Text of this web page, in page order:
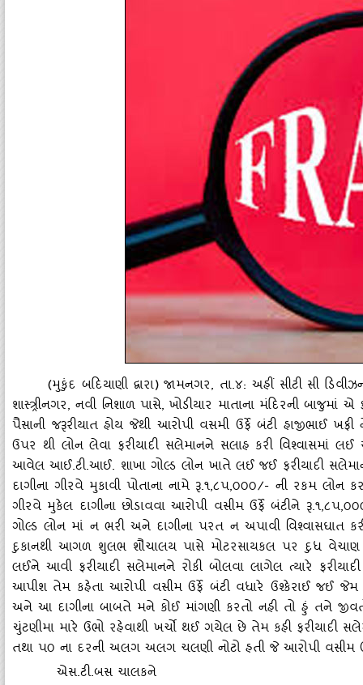
(મુકુંદ બદિયાણી દ્વારા) જામનગર, તા.૪: અહીં સીટી સી
શાસ્‍ત્ર્રીનગર, નવી નિશાળ પાસે, ખોડીયાર માતાના મંદિરની
પૈસાની જરૂરીયાત હોય જેથી આરોપી વસમી ઉર્ફે બંટી હાજીભાઈ
ઉપર થી લોન લેવા ફરીયાદી સલેમાનને સલાહ કરી વિશ્‍વાસમાં લઈ
આવેલ આઈ.ટી.આઈ. શાખા ગોલ્‍ડ લોન ખાતે લઈ જઈ ફરીયાદી
દાગીના ગીરવે મુકાવી પોતાના નામે રૂ.૧,૮પ,૦૦૦/- ની રકમ લોન
ગીરવે મુકેલ દાગીના છોડાવવા આરોપી વસીમ ઉર્ફે બંટીને
ગોલ્‍ડ લોન માં ન ભરી અને દાગીના પરત ન અપાવી વિશ્‍વાસઘાત
દુકાનથી આગળ શુલભ શૌચાલય પાસે મોટરસાયકલ પર દુધ વેચાણ
લઈને આવી ફરીયાદી સલેમાનને રોકી બોલવા લાગેલ ત્‍યારે
આપીશ તેમ કહેતા આરોપી વસીમ ઉર્ફે બંટી વધારે ઉશ્‍કેરાઈ જઈ
અને આ દાગીના બાબતે મને કોઈ માંગણી કરતો નહી તો હું તને
ચુંટણીમા મારે ઉભો રહેવાથી ખર્ચો થઈ ગયેલ છે તેમ કહી ફરીયાદી
તથા પ૦ ના દરની અલગ અલગ ચલણી નોટો હતી જે આરોપી વસીમ
એસ.ટી.બસ ચાલકને